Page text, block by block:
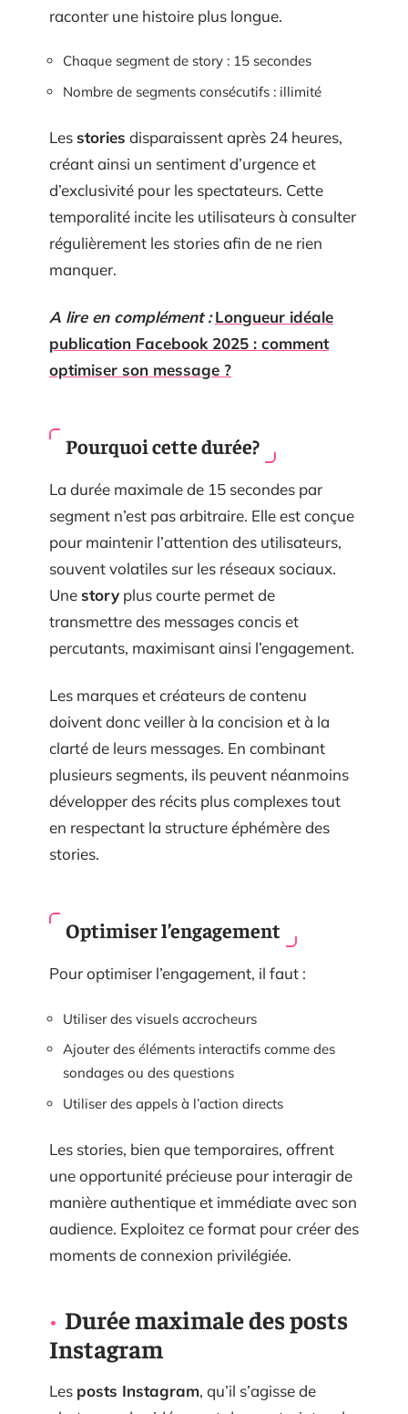
raconter une histoire plus longue.
Chaque segment de story : 15 secondes
Nombre de segments consécutifs : illimité
Lesstories disparaissent après 24 heures,
créant ainsi un sentiment d’urgence et
d’exclusivité pour les spectateurs. Cette
temporalité incite les utilisateurs à consulter
régulièrement les stories afin de ne rien
manquer.
A lire en complément : Longueur idéale
publication Facebook 2025 : comment
optimiser son message ?
Pourquoi cette durée?
La durée maximale de 15 secondes par
segment n’est pas arbitraire. Elle est conçue
pour maintenir l’attention des utilisateurs,
souvent volatiles sur les réseaux sociaux.
Unestory plus courte permet de
transmettre des messages concis et
percutants, maximisant ainsi l’engagement.
Les marques et créateurs de contenu
doivent donc veiller à la concision et à la
clarté de leurs messages. En combinant
plusieurs segments, ils peuvent néanmoins
développer des récits plus complexes tout
en respectant la structure éphémère des
stories.
Optimiser l’engagement
Pour optimiser l’engagement, il faut :
Utiliser des visuels accrocheurs
Ajouter des éléments interactifs comme des
sondages ou des questions
Utiliser des appels à l’action directs
Les stories, bien que temporaires, offrent
une opportunité précieuse pour interagir de
manière authentique et immédiate avec son
audience. Exploitez ce format pour créer des
moments de connexion privilégiée.
Durée maximale des posts
Instagram
Les posts Instagram, qu’il s’agisse de